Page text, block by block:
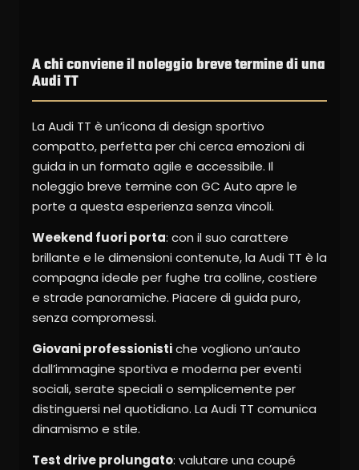
A chi conviene il noleggio breve termine di una
Audi TT
La Audi TT è un’icona di design sportivo
compatto, perfetta per chi cerca emozioni di
guida in un formato agile e accessibile. Il
noleggio breve termine con GC Auto apre le
porte a questa esperienza senza vincoli.
Weekend fuori porta: con il suo carattere
brillante e le dimensioni contenute, la Audi TT è la
compagna ideale per fughe tra colline, costiere
e strade panoramiche. Piacere di guida puro,
senza compromessi.
Giovani professionistiche vogliono un’auto
dall’immagine sportiva e moderna per eventi
sociali, serate speciali o semplicemente per
distinguersi nel quotidiano. La Audi TT comunica
dinamismo e stile.
Test drive prolungato: valutare una coupé